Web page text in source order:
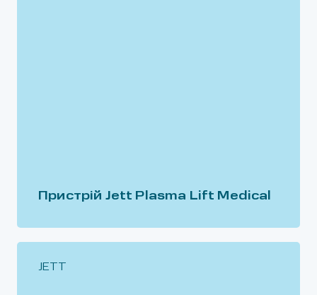
Пристрій Jett Plasma Lift Medical
JETT